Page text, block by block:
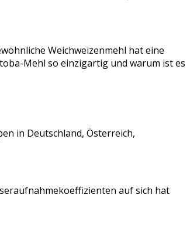
Weichweizenmehl hat eine
Mehl so einzigartig und warum ist es
in Deutschland, Österreich,
auf sich hat